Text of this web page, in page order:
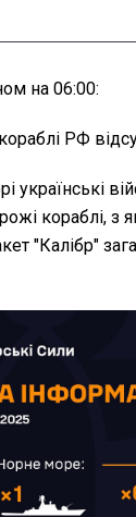
на 06:00:
РФ
українські
кораблі, з
"Калібр"